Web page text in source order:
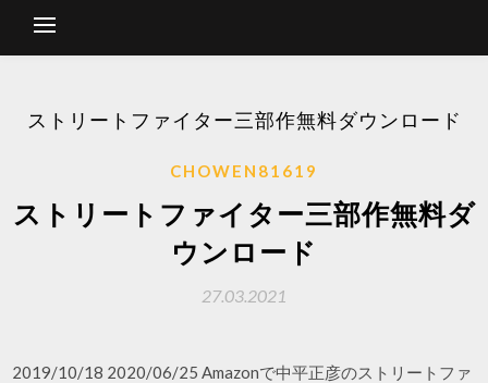
ストリートファイター三部作無料ダウンロード
CHOWEN81619
ストリートファイター三部作無料ダ
ウンロード
27.03.2021
2019/10/18 2020/06/25 Amazonで中平正彦のストリートファ